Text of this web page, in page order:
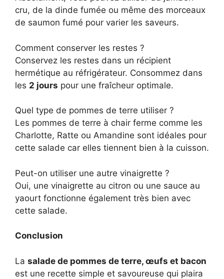
cru, de la dinde fumée ou même des morceaux
de saumon fumé pour varier les saveurs.
Comment conserver les restes ?
Conservez les restes dans un récipient
hermétique au réfrigérateur. Consommez dans
les 2 jours pour une fraîcheur optimale.
Quel type de pommes de terre utiliser ?
Les pommes de terre à chair ferme comme les
Charlotte, Ratte ou Amandine sont idéales pour
cette salade car elles tiennent bien à la cuisson.
Peut-on utiliser une autre vinaigrette ?
Oui, une vinaigrette au citron ou une sauce au
yaourt fonctionne également très bien avec
cette salade.
Conclusion
La salade de pommes de terre, œufs et bacon
est une recette simple et savoureuse qui plaira